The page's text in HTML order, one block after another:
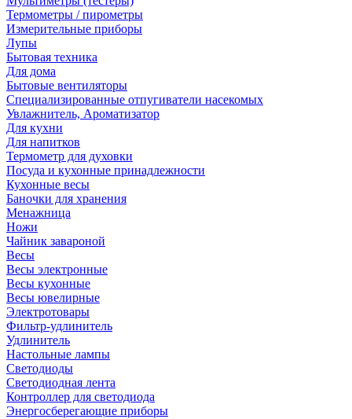
Термометры / пирометры
Измерительные приборы
Лупы
Бытовая техника
Для дома
Бытовые вентиляторы
Специализированные отпугиватели насекомых
Увлажнитель, Ароматизатор
Для кухни
Для напитков
Термометр для духовки
Посуда и кухонные принадлежности
Кухонные весы
Баночки для хранения
Менажница
Ножи
Чайник завароной
Весы
Весы электронные
Весы кухонные
Весы ювелирные
Электротовары
Фильтр-удлинитель
Удлинитель
Настольные лампы
Светодиоды
Светодиодная лента
Контроллер для светодиода
Энергосберегающие приборы